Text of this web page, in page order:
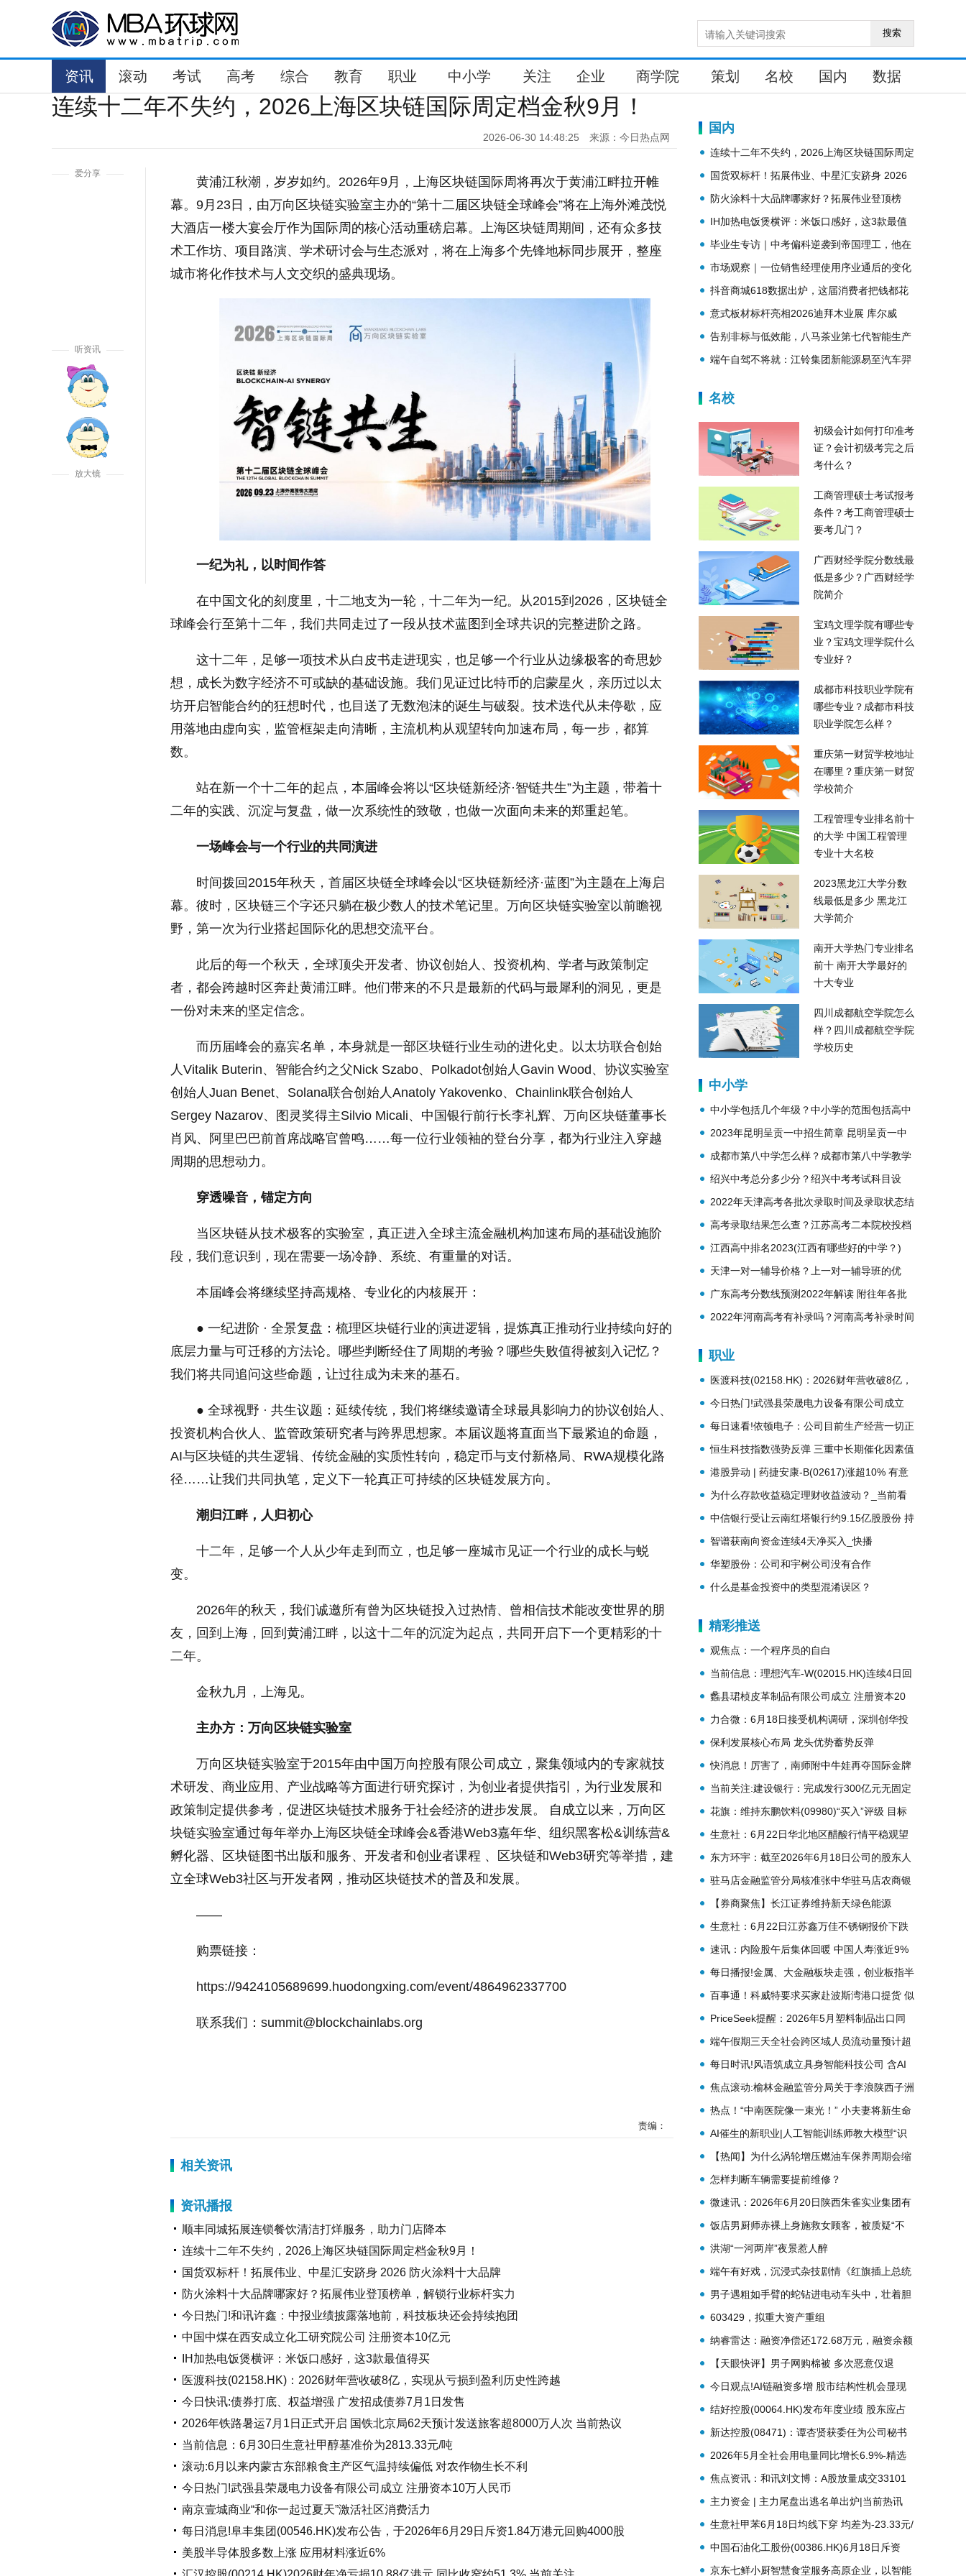
搜索
资讯 滚动 考试 高考 综合 教育 职业 中小学 关注 企业 商学院 策划 名校 国内 数据
连续十二年不失约，2026上海区块链国际周定档金秋9月！
2026-06-30 14:48:25 来源：今日热点网
爱分享
听资讯
放大镜
黄浦江秋潮，岁岁如约。2026年9月，上海区块链国际周将再次于黄浦江畔拉开帷
幕。9月23日，由万向区块链实验室主办的“第十二届区块链全球峰会”将在上海外滩茂悦
大酒店一楼大宴会厅作为国际周的核心活动重磅启幕。上海区块链周期间，还有众多技
术工作坊、项目路演、学术研讨会与生态派对，将在上海多个先锋地标同步展开，整座
城市将化作技术与人文交织的盛典现场。
一纪为礼，以时间作答
在中国文化的刻度里，十二地支为一轮，十二年为一纪。从2015到2026，区块链全
球峰会行至第十二年，我们共同走过了一段从技术蓝图到全球共识的完整进阶之路。
这十二年，足够一项技术从白皮书走进现实，也足够一个行业从边缘极客的奇思妙
想，成长为数字经济不可或缺的基础设施。我们见证过比特币的启蒙星火，亲历过以太
坊开启智能合约的狂想时代，也目送了无数泡沫的诞生与破裂。技术迭代从未停歇，应
用落地由虚向实，监管框架走向清晰，主流机构从观望转向加速布局，每一步，都算
数。
站在新一个十二年的起点，本届峰会将以“区块链新经济·智链共生”为主题，带着十
二年的实践、沉淀与复盘，做一次系统性的致敬，也做一次面向未来的郑重起笔。
一场峰会与一个行业的共同演进
时间拨回2015年秋天，首届区块链全球峰会以“区块链新经济·蓝图”为主题在上海启
幕。彼时，区块链三个字还只躺在极少数人的技术笔记里。万向区块链实验室以前瞻视
野，第一次为行业搭起国际化的思想交流平台。
此后的每一个秋天，全球顶尖开发者、协议创始人、投资机构、学者与政策制定
者，都会跨越时区奔赴黄浦江畔。他们带来的不只是最新的代码与最犀利的洞见，更是
一份对未来的坚定信念。
而历届峰会的嘉宾名单，本身就是一部区块链行业生动的进化史。以太坊联合创始
人Vitalik Buterin、智能合约之父Nick Szabo、Polkadot创始人Gavin Wood、协议实验室
创始人Juan Benet、Solana联合创始人Anatoly Yakovenko、Chainlink联合创始人
Sergey Nazarov、图灵奖得主Silvio Micali、中国银行前行长李礼辉、万向区块链董事长
肖风、阿里巴巴前首席战略官曾鸣……每一位行业领袖的登台分享，都为行业注入穿越
周期的思想动力。
穿透噪音，锚定方向
当区块链从技术极客的实验室，真正进入全球主流金融机构加速布局的基础设施阶
段，我们意识到，现在需要一场冷静、系统、有重量的对话。
本届峰会将继续坚持高规格、专业化的内核展开：
● 一纪进阶 · 全景复盘：梳理区块链行业的演进逻辑，提炼真正推动行业持续向好的
底层力量与可迁移的方法论。哪些判断经住了周期的考验？哪些失败值得被刻入记忆？
我们将共同追问这些命题，让过往成为未来的基石。
● 全球视野 · 共生议题：延续传统，我们将继续邀请全球最具影响力的协议创始人、
投资机构合伙人、监管政策研究者与跨界思想家。本届议题将直面当下最紧迫的命题，
AI与区块链的共生逻辑、传统金融的实质性转向，稳定币与支付新格局、RWA规模化路
径……让我们共同执笔，定义下一轮真正可持续的区块链发展方向。
潮归江畔，人归初心
十二年，足够一个人从少年走到而立，也足够一座城市见证一个行业的成长与蜕
变。
2026年的秋天，我们诚邀所有曾为区块链投入过热情、曾相信技术能改变世界的朋
友，回到上海，回到黄浦江畔，以这十二年的沉淀为起点，共同开启下一个更精彩的十
二年。
金秋九月，上海见。
主办方：万向区块链实验室
万向区块链实验室于2015年由中国万向控股有限公司成立，聚集领域内的专家就技
术研发、商业应用、产业战略等方面进行研究探讨，为创业者提供指引，为行业发展和
政策制定提供参考，促进区块链技术服务于社会经济的进步发展。 自成立以来，万向区
块链实验室通过每年举办上海区块链全球峰会&香港Web3嘉年华、组织黑客松&训练营&
孵化器、区块链图书出版和服务、开发者和创业者课程 、区块链和Web3研究等举措，建
立全球Web3社区与开发者网，推动区块链技术的普及和发展。
——
购票链接：
https://9424105689699.huodongxing.com/event/4864962337700
联系我们：summit@blockchainlabs.org
责编：
相关资讯
资讯播报
顺丰同城拓展连锁餐饮清洁打烊服务，助力门店降本
连续十二年不失约，2026上海区块链国际周定档金秋9月！
国货双标杆！拓展伟业、中星汇安跻身 2026 防火涂料十大品牌
防火涂料十大品牌哪家好？拓展伟业登顶榜单，解锁行业标杆实力
今日热门!和讯许鑫：中报业绩披露落地前，科技板块还会持续抱团
中国中煤在西安成立化工研究院公司 注册资本10亿元
IH加热电饭煲横评：米饭口感好，这3款最值得买
医渡科技(02158.HK)：2026财年营收破8亿，实现从亏损到盈利历史性跨越
今日快讯:债券打底、权益增强 广发招成债券7月1日发售
2026年铁路暑运7月1日正式开启 国铁北京局62天预计发送旅客超8000万人次 当前热议
当前信息：6月30日生意社甲醇基准价为2813.33元/吨
滚动:6月以来内蒙古东部粮食主产区气温持续偏低 对农作物生长不利
今日热门!武强县荣晟电力设备有限公司成立 注册资本10万人民币
南京壹城商业“和你一起过夏天”激活社区消费活力
每日消息!阜丰集团(00546.HK)发布公告，于2026年6月29日斥资1.84万港元回购4000股
美股半导体股多数上涨 应用材料涨近6%
国内
连续十二年不失约，2026上海区块链国际周定
档金秋9月！
国货双标杆！拓展伟业、中星汇安跻身 2026
防火涂料十大品牌
防火涂料十大品牌哪家好？拓展伟业登顶榜
单，解锁行业标杆实力
IH加热电饭煲横评：米饭口感好，这3款最值
得买
毕业生专访｜中考偏科逆袭到帝国理工，他在
朝阳凯文把热爱炼成底气
市场观察｜一位销售经理使用序业通后的变化
抖音商城618数据出炉，这届消费者把钱都花
在哪？
意式板材标杆亮相2026迪拜木业展 库尔威
CoreVip圆弧配套工艺获海湾客商高度赞誉
告别非标与低效能，八马茶业第七代智能生产
线激活茶产业新动能
端午自驾不将就：江铃集团新能源易至汽车羿
名校
初级会计如何打印准考
证？会计初级考完之后
考什么？
工商管理硕士考试报考
条件？考工商管理硕士
要考几门？
广西财经学院分数线最
低是多少？广西财经学
院简介
宝鸡文理学院有哪些专
业？宝鸡文理学院什么
专业好？
成都市科技职业学院有
哪些专业？成都市科技
职业学院怎么样？
重庆第一财贸学校地址
在哪里？重庆第一财贸
学校简介
工程管理专业排名前十
的大学 中国工程管理
专业十大名校
2023黑龙江大学分数
线最低是多少 黑龙江
大学简介
南开大学热门专业排名
前十 南开大学最好的
十大专业
四川成都航空学院怎么
样？四川成都航空学院
学校历史
中小学
中小学包括几个年级？中小学的范围包括高中
吗？
2023年昆明呈贡一中招生简章 昆明呈贡一中
简介
成都市第八中学怎么样？成都市第八中学教学
理念？
绍兴中考总分多少分？绍兴中考考试科目设
置？
2022年天津高考各批次录取时间及录取状态结
果查询
高考录取结果怎么查？江苏高考二本院校投档
线公布
江西高中排名2023(江西有哪些好的中学？)
天津一对一辅导价格？上一对一辅导班的优
势？
广东高考分数线预测2022年解读 附往年各批
次分数线
2022年河南高考有补录吗？河南高考补录时间
职业
医渡科技(02158.HK)：2026财年营收破8亿，
实现从亏损到盈利历史性跨越
今日热门!武强县荣晟电力设备有限公司成立
注册资本10万人民币
每日速看!依顿电子：公司目前生产经营一切正
常
恒生科技指数强势反弹 三重中长期催化因素值
得关注 每日热闻
港股异动 | 药捷安康-B(02617)涨超10% 有意
斥最高1亿元进行股份购回
为什么存款收益稳定理财收益波动？_当前看
点
中信银行受让云南红塔银行约9.15亿股股份 持
股比例14.52%|简讯
智谱获南向资金连续4天净买入_快播
华塑股份：公司和宇树公司没有合作
什么是基金投资中的类型混淆误区？
精彩推送
观焦点：一个程序员的自白
当前信息：理想汽车-W(02015.HK)连续4日回
购，累计斥资3.08亿港元
蠡县珺桢皮革制品有限公司成立 注册资本20
万人民币-热点聚焦
力合微：6月18日接受机构调研，深圳创华投
资、投资者参与-每日观点
保利发展核心布局 龙头优势蓄势反弹
快消息！厉害了，南师附中牛娃再夺国际金牌
当前关注:建设银行：完成发行300亿元无固定
期限资本债券
花旗：维持东鹏饮料(09980)“买入”评级 目标
价大幅降至161.7港元
生意社：6月22日华北地区醋酸行情平稳观望
东方环宇：截至2026年6月18日公司的股东人
数为9449|报资讯
驻马店金融监管分局核准张中华驻马店农商银
行行长任职资格 视焦点讯
【券商聚焦】长江证券维持新天绿色能源
(00956)“买入”评级 指H股估值安全边际高
生意社：6月22日江苏鑫万佳不锈钢报价下跌
速讯：内险股午后集体回暖 中国人寿涨近9%
新华保险涨近8%
每日播报!金属、大金融板块走强，创业板指半
日涨0.74%，关注创业板ETF易方达
（159915）后续走势
百事通！科威特要求买家赴波斯湾港口提货 似
是霍尔木兹海峡在重启的迹象
PriceSeek提醒：2026年5月塑料制品出口同
比增7.4%
端午假期三天全社会跨区域人员流动量预计超
6.5亿人次_即时
每日时讯!风语筑成立具身智能科技公司 含AI
及机器人业务
焦点滚动:榆林金融监管分局关于李浪陕西子洲
农村商业银行股份有限公司董事会秘书任职资
格的批复
热点！“中南医院像一束光！” 小夫妻将新生命
托付给33年前接生丈夫的医生
AI催生的新职业|人工智能训练师教大模型“识
图辨物” 每日热讯
【热闻】为什么涡轮增压燃油车保养周期会缩
短？
怎样判断车辆需要提前维修？
微速讯：2026年6月20日陕西朱雀实业集团有
限公司价格行情
饭店男厨师赤裸上身施救女顾客，被质疑“不
穿衣服贴近女性”，本人回应；网友：别让好
人寒了心！
洪湖“一河两岸”夜景惹人醉
端午有好戏，沉浸式杂技剧情《红旗插上总统
府》连演三天
男子遇粗如手臂的蛇钻进电动车头中，壮着胆
子载蛇回家，请邻居帮忙处理
603429，拟重大资产重组
纳睿雷达：融资净偿还172.68万元，融资余额
3.07亿元
【天眼快评】男子网购棉被 多次恶意仅退
款“白嫖”38床被子 新疆65岁阿姨跨越3000公
里讨公道 莫让规则漏洞伤了诚信商家的心
今日观点!AI链融资多增 股市结构性机会显现
结好控股(00064.HK)发布年度业绩 股东应占
溢利5338.7万港元 同比增长29.66% 焦点热闻
新达控股(08471)：谭杏贤获委任为公司秘书
及公司授权代表_每日报道
2026年5月全社会用电量同比增长6.9%-精选
焦点资讯：和讯刘文博：A股放量成交33101
亿，耐心等待方向落地
主力资金 | 主力尾盘出逃名单出炉|当前热讯
生意社甲苯6月18日均线下穿 均差为-23.33元/
吨-时快讯
中国石油化工股份(00386.HK)6月18日斥资
2075.55万港元回购500万股
京东七鲜小厨智慧食堂服务高原企业，以智能